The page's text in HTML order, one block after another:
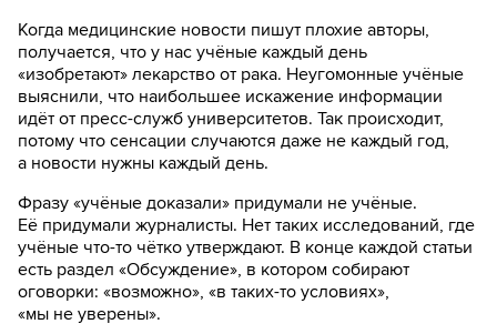
Когда медицинские новости пишут плохие авторы,
получается, что у нас учёные каждый день
«изобретают» лекарство от рака. Неугомонные учёные
выяснили, что наибольшее искажение информации
идёт от пресс-служб университетов. Так происходит,
потому что сенсации случаются даже не каждый год,
а новости нужны каждый день.
Фразу «учёные доказали» придумали не учёные.
Её придумали журналисты. Нет таких исследований, где
учёные что-то чётко утверждают. В конце каждой статьи
есть раздел «Обсуждение», в котором собирают
оговорки: «возможно», «в таких-то условиях»,
«мы не уверены».